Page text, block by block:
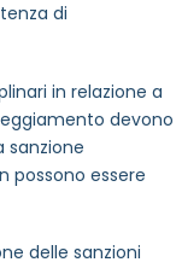
di
in relazione a
devono
sanzione
possono essere
delle sanzioni